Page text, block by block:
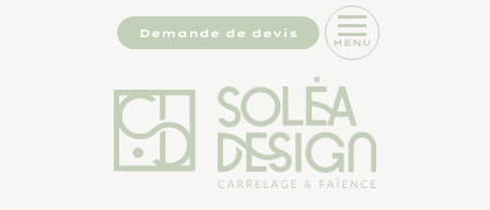
Demande de devis
MENU
Panneau de gestion des cookies